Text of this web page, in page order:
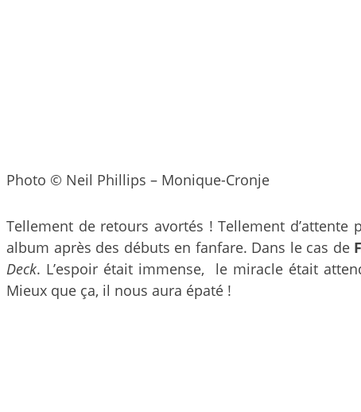
Photo © Neil Phillips – Monique-Cronje
Tellement de retours avortés ! Tellement
album après des débuts en fanfare. Dans le cas de
Deck. L’espoir était immense, le miracle était
Mieux que ça, il nous aura épaté !